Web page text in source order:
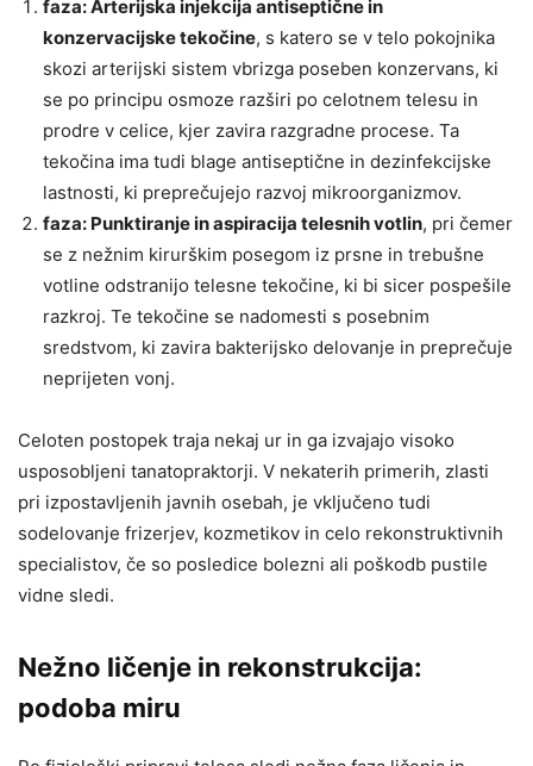
faza: Arterijska injekcija antiseptične in
konzervacijske tekočine, s katero se v telo pokojnika
skozi arterijski sistem vbrizga poseben konzervans, ki
se po principu osmoze razširi po celotnem telesu in
prodre v celice, kjer zavira razgradne procese. Ta
tekočina ima tudi blage antiseptične in dezinfekcijske
lastnosti, ki preprečujejo razvoj mikroorganizmov.
faza: Punktiranje in aspiracija telesnih votlin, pri čemer
se z nežnim kirurškim posegom iz prsne in trebušne
votline odstranijo telesne tekočine, ki bi sicer pospešile
razkroj. Te tekočine se nadomesti s posebnim
sredstvom, ki zavira bakterijsko delovanje in preprečuje
neprijeten vonj.
Celoten postopek traja nekaj ur in ga izvajajo visoko
usposobljeni tanatopraktorji. V nekaterih primerih, zlasti
pri izpostavljenih javnih osebah, je vključeno tudi
sodelovanje frizerjev, kozmetikov in celo rekonstruktivnih
specialistov, če so posledice bolezni ali poškodb pustile
vidne sledi.
Nežno ličenje in rekonstrukcija:
podoba miru